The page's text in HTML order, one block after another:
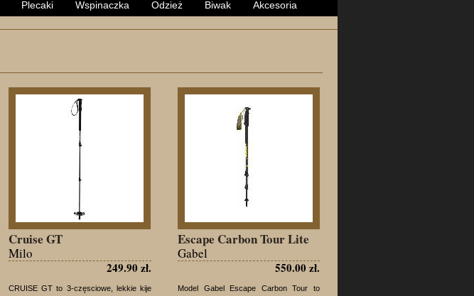
Plecaki Wspinaczka Odzież Biwak
Akcesoria
Cruise GT
Milo
249.90 zł.
CRUISE GT to 3-częsciowe, lekkie kije
Escape Carbon Tour Lite
Gabel
550.00 zł.
Model Gabel Escape Carbon Tour to